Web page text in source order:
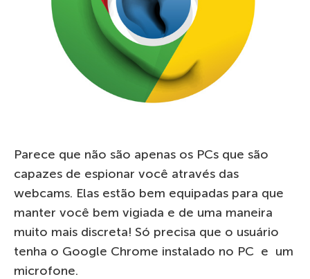
Parece que não são apenas os PCs que são
capazes de espionar você através das
webcams. Elas estão bem equipadas para que
manter você bem vigiada e de uma maneira
muito mais discreta! Só precisa que o usuário
tenha o Google Chrome instalado no PC e um
microfone.